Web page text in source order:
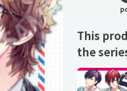
This
the